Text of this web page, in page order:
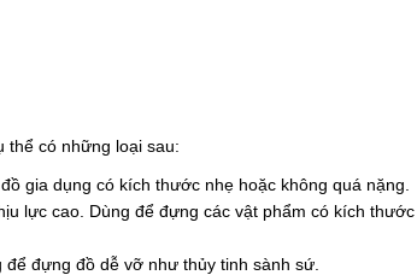
thể có những loại sau:
gia dụng có kích thước nhẹ hoặc không quá nặng.
lực cao. Dùng để đựng các vật phẩm có kích thước
đựng đồ dễ vỡ như thủy tinh sành sứ.